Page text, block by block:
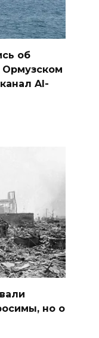
об
Ормузском
Al-
но о